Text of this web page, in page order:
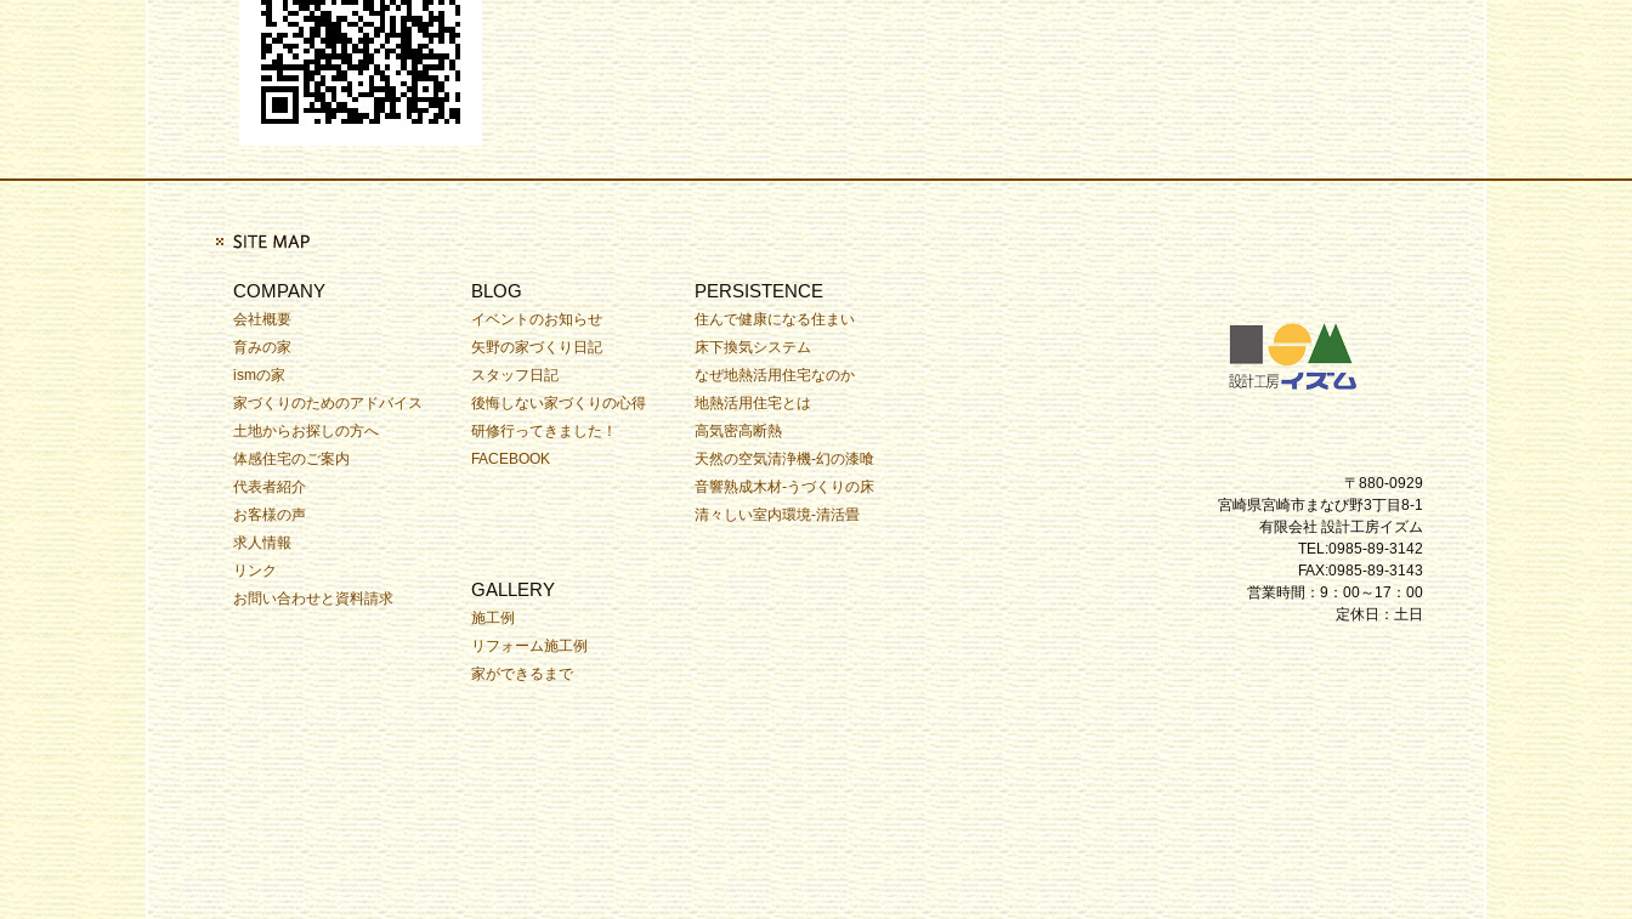
〒880-0929
宮崎県宮崎市まなび野3丁目8-1
有限会社 設計工房イズム
TEL:0985-89-3142
FAX:0985-89-3143
営業時間：9：00～17：00
定休日：土日
COMPANY
会社概要
育みの家
ismの家
家づくりのためのアドバイス
土地からお探しの方へ
体感住宅のご案内
代表者紹介
お客様の声
求人情報
リンク
お問い合わせと資料請求
BLOG
イベントのお知らせ
矢野の家づくり日記
スタッフ日記
後悔しない家づくりの心得
研修行ってきました！
FACEBOOK
PERSISTENCE
住んで健康になる住まい
床下換気システム
なぜ地熱活用住宅なのか
地熱活用住宅とは
高気密高断熱
天然の空気清浄機-幻の漆喰
音響熟成木材-うづくりの床
清々しい室内環境-清活畳
GALLERY
施工例
リフォーム施工例
家ができるまで